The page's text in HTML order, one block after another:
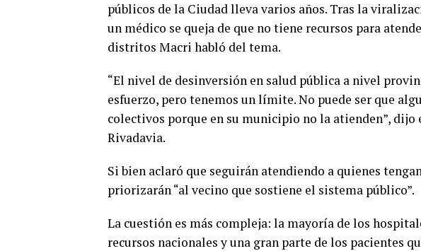
públicos de la Ciudad lleva varios años. Tras la
un médico se queja de que no tiene recursos para
distritos Macri habló del tema.
“El nivel de desinversión en salud pública a nivel
esfuerzo, pero tenemos un límite. No puede ser que
colectivos porque en su municipio no la atienden”, dijo
Rivadavia.
Si bien aclaró que seguirán atendiendo a quienes
priorizarán “al vecino que sostiene el sistema público”.
La cuestión es más compleja: la mayoría de los
recursos nacionales y una gran parte de los pacientes